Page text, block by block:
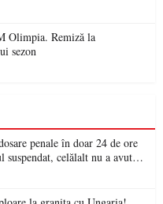
Olimpia. Remiză la
sezon
penale în doar 24 de ore
suspendat, celălalt nu a avut